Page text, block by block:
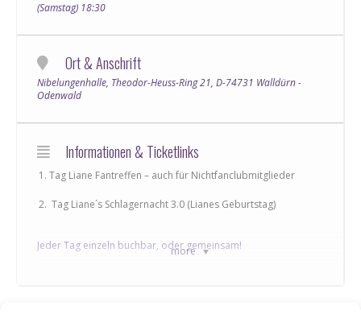
(Samstag) 18:30
Ort & Anschrift
Nibelungenhalle, Theodor-Heuss-Ring 21, D-74731 Walldürn -
Odenwald
more
Informationen & Ticketlinks
Tag Liane Fantreffen – auch für Nichtfanclubmitglieder
Tag Liane´s Schlagernacht 3.0 (Lianes Geburtstag)
Jeder Tag einzeln buchbar, oder gemeinsam!